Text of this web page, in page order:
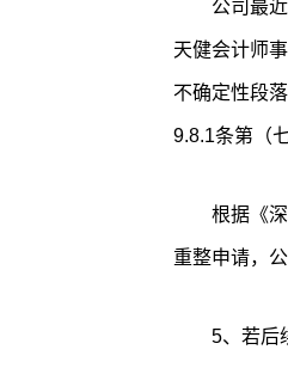
公司最
天健会计师
不确定性段
9.8.1条第（
根据《
重整申请，
5、若后